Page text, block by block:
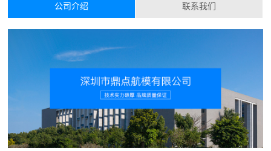
公司介绍 联系我们